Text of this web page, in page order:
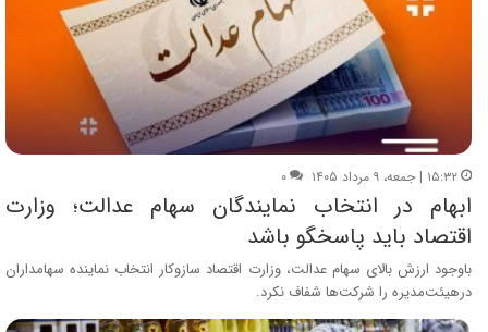
۱۵:۳۲ | جمعه، ۹ مرداد ۱۴۰۵ ۰
ابهام در انتخاب نمایندگان سهام عدالت؛ وزارت
اقتصاد باید پاسخگو باشد
باوجود ارزش بالای سهام عدالت، وزارت اقتصاد سازوکار انتخاب نماینده سهامداران
درهیئت‌مدیره را شرکت‌ها شفاف نکرد.